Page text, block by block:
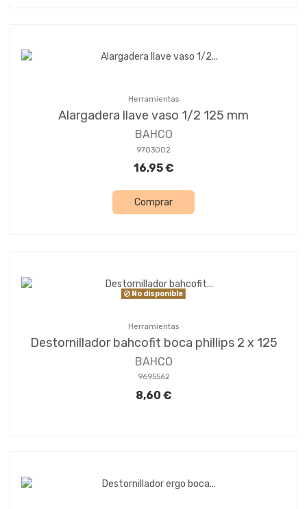
Herramientas
Alargadera llave vaso 1/2 125 mm
BAHCO
9703002
16,95 €
Comprar
No disponible
Herramientas
Destornillador bahcofit boca phillips 2 x 125
BAHCO
9695562
8,60 €